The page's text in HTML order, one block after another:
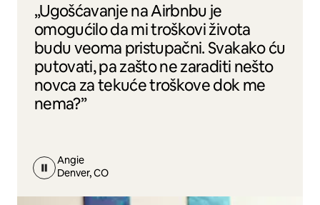
„Ugošćavanje na Airbnbu je
omogućilo da mi troškovi života
budu veoma pristupačni. Svakako ću
putovati, pa zašto ne zaraditi nešto
novca za tekuće troškove dok me
nema?”
Angie
Denver, CO